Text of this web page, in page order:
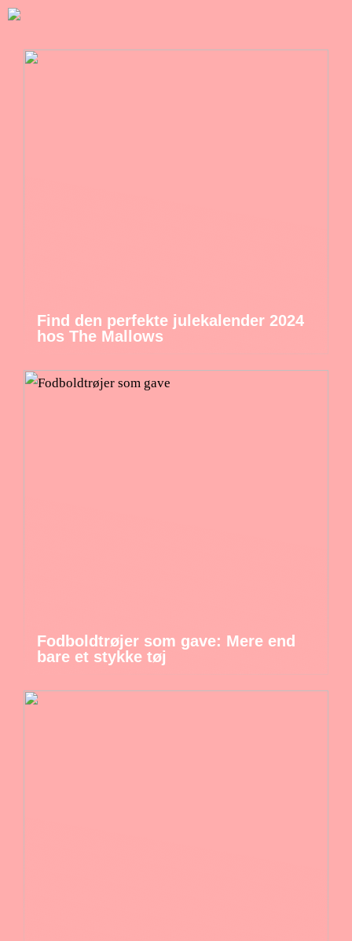
Find den perfekte julekalender 2024
hos The Mallows
Fodboldtrøjer som gave: Mere end
bare et stykke tøj